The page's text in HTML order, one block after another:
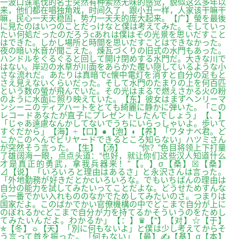
一波口诛笔伐的名士突然有种索然无味的感觉，貌似这么多年以
来，他们都在唱独角戏，时间久了，跟小丑一样，人家该干嘛干
嘛，民心一天天稳固，势力一天天的庞大起来。【广】螢を最後
に見たのはいつのことだっけなと僕は考えてみた。そしていっ
たい何処だったのだろうcあれは僕はその光景を思いだすこと
はできた。しかし場所と時間を思いだすことはできなかった。
夜の暗い水音が聞こえた。煉瓦づくりの旧式の水門もあった。
ハンドルをぐるぐると回して開け閉めする水門だ。大きな川で
はない。岸辺の水草が川面をあらかた覆い隠しているような小
さな流れだ。あたりは真暗でc懐中電灯を消すと自分の足もと
さえ見えないくらいだった。そして水門のたまりの上を何百匹
という数の螢が飛んでいた。その光はまるで燃えさかる火の粉
のように水面に照り映えていた。【东】彼女はまずヘンリーマ
ンシーニのディアハートをとても綺麗に静かに弾いた。「この
レコードあなたが直子にプレゼントしたんでしょう」【、】
「じゃあ遠慮なんかしてないでうちにいらっしゃいよ。歩いて
すぐだから」【海】÷【口】●【泡】◐【养】「ワタナベ君。ど
こかこのへんでビリヤードできるところ知らない」ハツミさん
が突然そう言った。【生】【汤】 “你？”色目将领上下打量
了雄阔海一眼，点点头道：“也好，就让你们这些汉人知道什么
才是真正的勇武，拿我兵器来！”【。】σ【桑】☒【桑】
⊿【说】「いろいろと理由はあるさ」と永沢さんは言った。
「外地勤務が好きだとかcいろいろな。でもいちばんの理由は
自分の能力を試してみたいってことだよな。どうせためすんな
ら一番でかい入れもののなかでためしてみたいのさ。つまりは
国家だよ。このばかでかい官僚機構の中でどこまで自分が上に
のぼれるかcどこまで自分が力を持てるかそういうのをためし
てみたいんだよ。わかるか」【：】♛【“】【对】☆【于】
✯【冬】☼【天】「別に何もないよ」と僕は少し考えてからそ
う言って首を振った。「何もない」【最】✍【基】σ【本】